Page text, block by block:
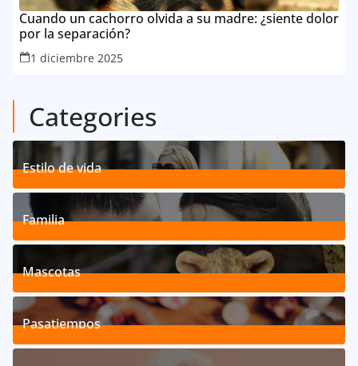
Cuando un cachorro olvida a su madre: ¿siente dolor
por la separación?
1 diciembre 2025
Categories
Estilo de vida
192Posts
Familia
527Posts
Mascotas
119Posts
Pasatiempos
39Posts